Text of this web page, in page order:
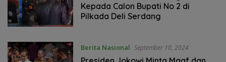
Kepada Calon Bupati No 2 di
Pilkada Deli Serdang
Berita Nasional September 10, 2024